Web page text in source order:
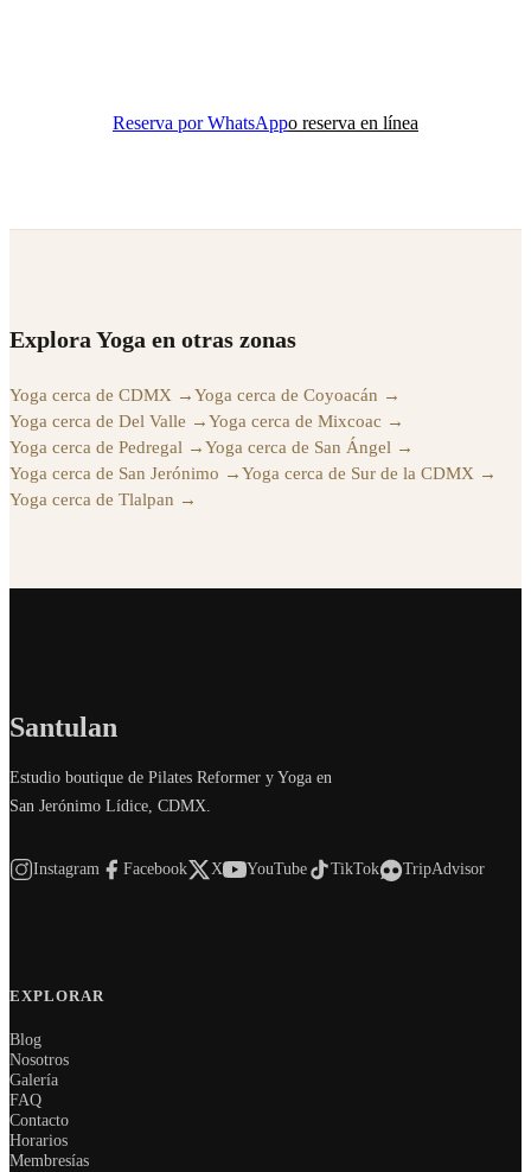
Reserva por WhatsAppo reserva en línea
Explora Yoga en otras zonas
Yoga cerca de CDMX →Yoga cerca de Coyoacán →
Yoga cerca de Del Valle →Yoga cerca de Mixcoac →
Yoga cerca de Pedregal →Yoga cerca de San Ángel →
Yoga cerca de San Jerónimo →Yoga cerca de Sur de la CDMX →
Yoga cerca de Tlalpan →
Santulan
Estudio boutique de Pilates Reformer y Yoga en
San Jerónimo Lídice, CDMX.
Instagram Facebook X YouTube TikTok TripAdvisor
EXPLORAR
Blog
Nosotros
Galería
FAQ
Contacto
Horarios
Membresías